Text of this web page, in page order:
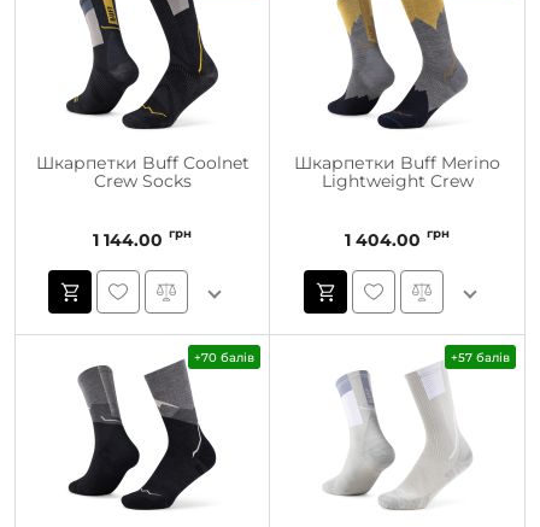
Шкарпетки Buff Coolnet
Crew Socks
1 144.00 грн
Шкарпетки Buff Merino
Lightweight Crew
1 404.00 грн
+70 балів +57 балів